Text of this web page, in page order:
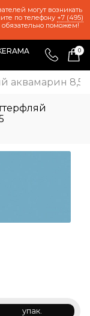
могут возникать
по телефону +7 (495)
поможем!
0
аквамарин
упак.